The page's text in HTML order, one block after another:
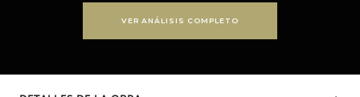
VER ANÁLISIS COMPLETO